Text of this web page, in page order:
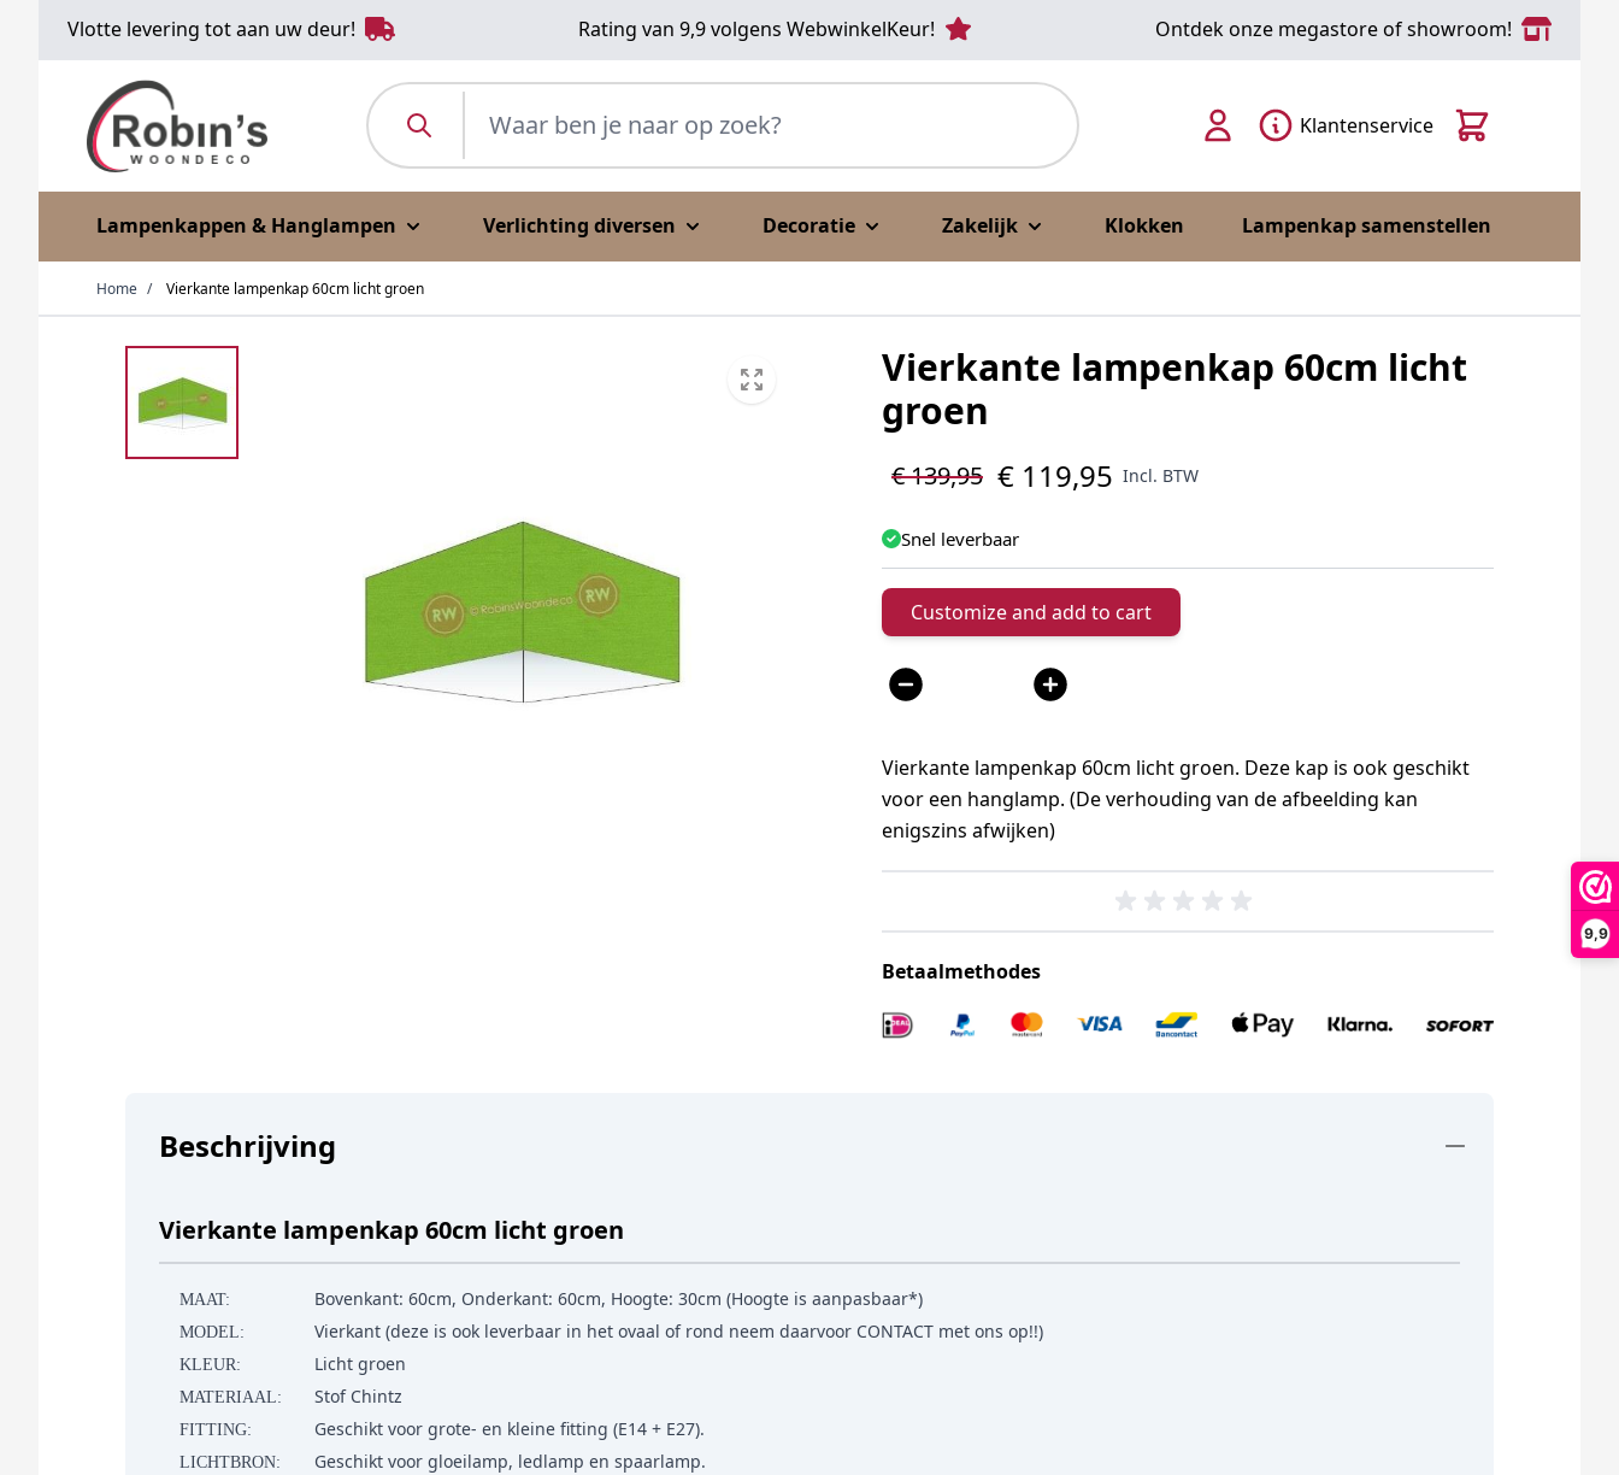
9,9
Vlotte levering tot aan uw deur! Rating van 9,9 volgens WebwinkelKeur! Ontdek onze megastore of showroom!
Waar ben je naar op zoek?
Lampenkappen & Hanglampen Verlichting diversen Decoratie Zakelijk Klokken Lampenkap samenstellen
Klantenservice Cart
Home / Vierkante lampenkap 60cm licht groen
Vierkante lampenkap 60cm licht
groen
€ 139,95 € 119,95 Incl. BTW
Snel leverbaar
Customize and add to cart
Aantal
Vierkante lampenkap 60cm licht groen. Deze kap is ook geschikt
voor een hanglamp. (De verhouding van de afbeelding kan
enigszins afwijken)
Betaalmethodes
Beschrijving
Vierkante lampenkap 60cm licht groen
MAAT: Bovenkant: 60cm, Onderkant: 60cm, Hoogte: 30cm (Hoogte is aanpasbaar*)
MODEL: Vierkant (deze is ook leverbaar in het ovaal of rond neem daarvoor CONTACT met ons op!!)
KLEUR: Licht groen
MATERIAAL: Stof Chintz
FITTING: Geschikt voor grote- en kleine fitting (E14 + E27).
LICHTBRON: Geschikt voor gloeilamp, ledlamp en spaarlamp.